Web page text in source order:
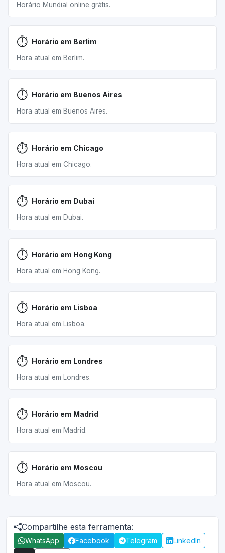
Horário Mundial online grátis.
⏱️ Horário em Berlim
Hora atual em Berlim.
⏱️ Horário em Buenos Aires
Hora atual em Buenos Aires.
⏱️ Horário em Chicago
Hora atual em Chicago.
⏱️ Horário em Dubai
Hora atual em Dubai.
⏱️ Horário em Hong Kong
Hora atual em Hong Kong.
⏱️ Horário em Lisboa
Hora atual em Lisboa.
⏱️ Horário em Londres
Hora atual em Londres.
⏱️ Horário em Madrid
Hora atual em Madrid.
⏱️ Horário em Moscou
Hora atual em Moscou.
Compartilhe esta ferramenta:
WhatsApp Facebook Telegram
LinkedIn